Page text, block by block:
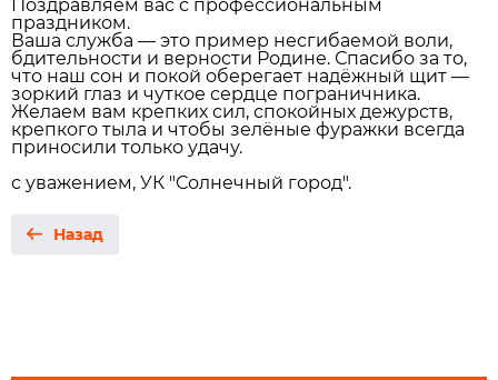
Поздравляем вас с профессиональным
праздником.
Ваша служба — это пример несгибаемой воли,
бдительности и верности Родине. Спасибо за то,
что наш сон и покой оберегает надёжный щит —
зоркий глаз и чуткое сердце пограничника.
Желаем вам крепких сил, спокойных дежурств,
крепкого тыла и чтобы зелёные фуражки всегда
приносили только удачу.
с уважением, УК "Солнечный город".
Назад